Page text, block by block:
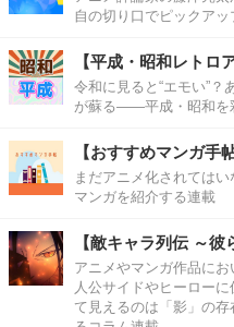
自の切り口でピックアッ
【平成・昭和レトロ
令和に見ると“エモい”
が蘇る――平成・昭和を
【おすすめマンガ手帖
まだアニメ化されては
マンガを紹介する連載
【敵キャラ列伝 ～彼
アニメやマンガ作品に
人公サイドやヒーロー
て見えるのは「影」の